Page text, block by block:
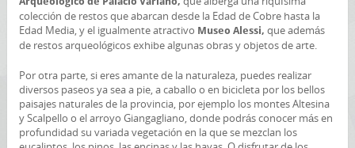
colección de restos que abarcan desde la Edad de Cobre hasta la
Edad Media, y el igualmente atractivo Museo Alessi, que además
de restos arqueológicos exhibe algunas obras y objetos de arte.
Por otra parte, si eres amante de la naturaleza, puedes realizar
diversos paseos ya sea a pie, a caballo o en bicicleta por los bellos
paisajes naturales de la provincia, por ejemplo los montes Altesina
y Scalpello o el arroyo Giangagliano, donde podrás conocer más en
profundidad su variada vegetación en la que se mezclan los